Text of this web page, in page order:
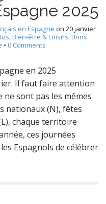
2025
en Espagne on 20 janvier
,Bien-être & Loisirs,Bons
• 0 Comments
en 2025
Il faut faire attention
ne sont pas les mêmes
nationaux (N), fêtes
chaque territoire
ces journées
Espagnols de célébrer